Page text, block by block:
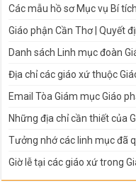
Các mẫu hồ sơ Mục vụ Bí
Giáo phận Cần Thơ | Quyết
Danh sách Linh mục đoàn
Địa chỉ các giáo xứ thuộc
Email Tòa Giám mục Giáo
Những địa chỉ cần thiết của
Tưởng nhớ các linh mục đã
Giờ lễ tại các giáo xứ trong